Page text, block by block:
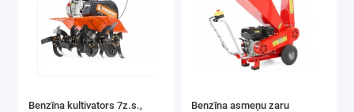
klāja izmēri: 33 x 11 cm
stūres augstuma regulēšana: 87 - 92 - 98 cm
svars: 3,5 kg
zīmols: KRUZZEL
Benzīna kultivators 7z.s.,
Benzīna asmeņu zaru